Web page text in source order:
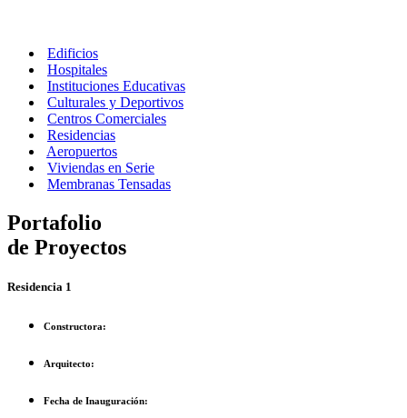
Edificios
Hospitales
Instituciones Educativas
Culturales y Deportivos
Centros Comerciales
Residencias
Aeropuertos
Viviendas en Serie
Membranas Tensadas
Portafolio
de Proyectos
Residencia 1
Constructora:
Arquitecto:
Fecha de Inauguración: